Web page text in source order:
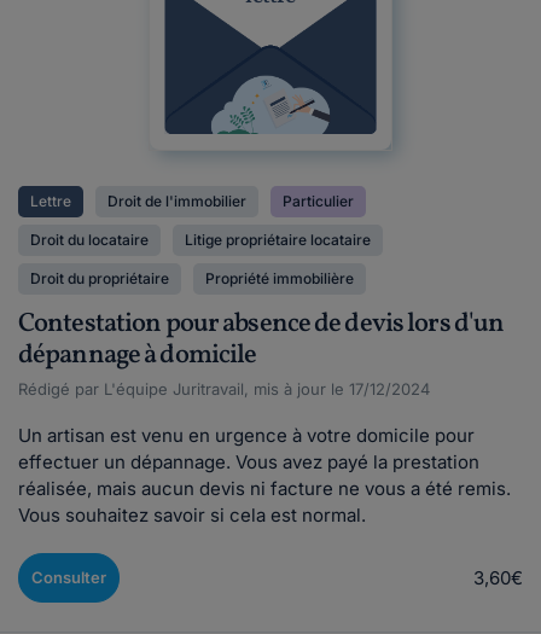
Lettre Droit de l'immobilier Particulier
Droit du locataire Litige propriétaire locataire
Droit du propriétaire Propriété immobilière
Contestation pour absence de devis lors d'un
dépannage à domicile
Rédigé par L'équipe Juritravail, mis à jour le 17/12/2024
Un artisan est venu en urgence à votre domicile pour
effectuer un dépannage. Vous avez payé la prestation
réalisée, mais aucun devis ni facture ne vous a été remis.
Vous souhaitez savoir si cela est normal.
Consulter 3,60€